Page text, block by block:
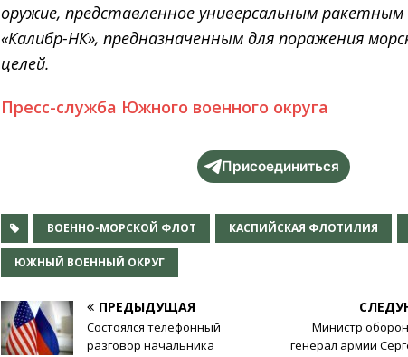
оружие, представленное универсальным ракетным
«Калибр-НК», предназначенным для поражения
целей.
Пресс-служба Южного военного округа
Присоединиться
ВОЕННО-МОРСКОЙ ФЛОТ КАСПИЙСКАЯ ФЛОТИЛИЯ
ЮЖНЫЙ ВОЕННЫЙ ОКРУГ
ПРЕДЫДУЩАЯ
Состоялся телефонный
разговор начальника
Министр
генерал армии